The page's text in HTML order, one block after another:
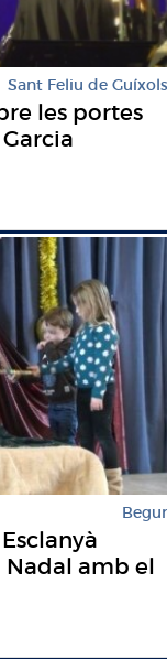
Sant Feliu de Guíxols
les portes
Begur
amb el